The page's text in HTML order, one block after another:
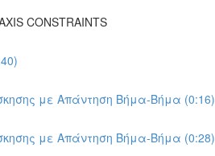
CONSTRAINTS
με Απάντηση Βήμα-Βήμα (0:16)
με Απάντηση Βήμα-Βήμα (0:28)